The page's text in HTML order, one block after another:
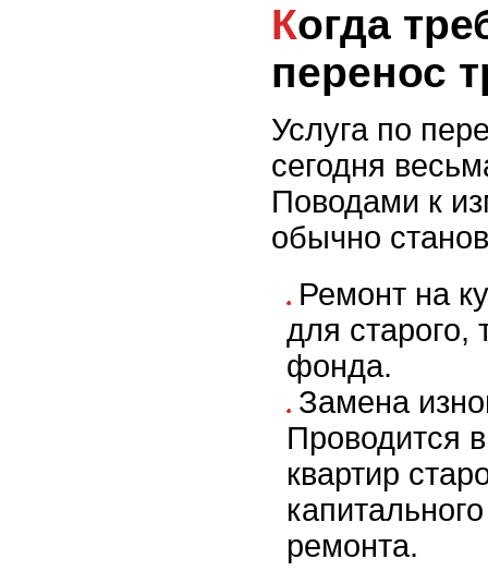
Когда требуется
перенос
Услуга по
сегодня
Поводами к
обычно
Ремонт на
для старого,
фонда.
Замена
Проводится
квартир
ремонта.